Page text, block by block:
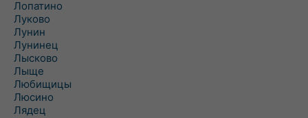
Лопатино
Луково
Лунин
Лунинец
Лысково
Лыще
Любищицы
Люсино
Лядец